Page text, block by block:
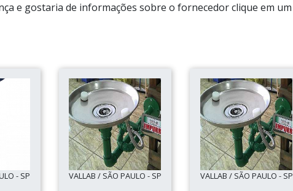
e gostaria de informações sobre o fornecedor clique em um
- SP VALLAB / SÃO PAULO - SP VALLAB / SÃO PAULO - SP